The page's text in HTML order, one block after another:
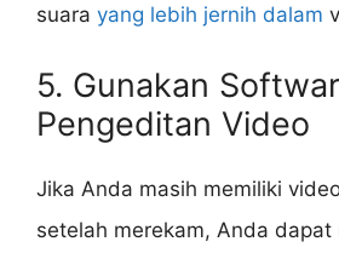
suara yang lebih jernih dalam
5. Gunakan
Pengeditan Video
Jika Anda masih memiliki
setelah merekam, Anda dapat